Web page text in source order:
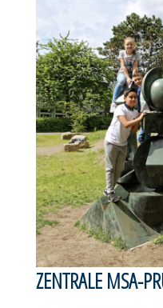
ZENTRALE MSA-